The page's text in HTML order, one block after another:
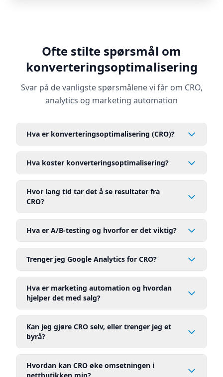
Ofte stilte spørsmål om
konverteringsoptimalisering
Svar på de vanligste spørsmålene vi får om CRO,
analytics og marketing automation
Hva er konverteringsoptimalisering (CRO)?
Hva koster konverteringsoptimalisering?
Hvor lang tid tar det å se resultater fra
CRO?
Hva er A/B-testing og hvorfor er det viktig?
Trenger jeg Google Analytics for CRO?
Hva er marketing automation og hvordan
hjelper det med salg?
Kan jeg gjøre CRO selv, eller trenger jeg et
byrå?
Hvordan kan CRO øke omsetningen i